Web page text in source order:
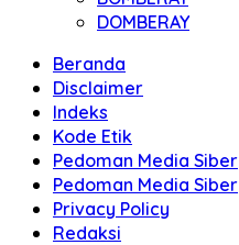
DOMBERAY
Beranda
Disclaimer
Indeks
Kode Etik
Pedoman Media Siber
Pedoman Media Siber
Privacy Policy
Redaksi